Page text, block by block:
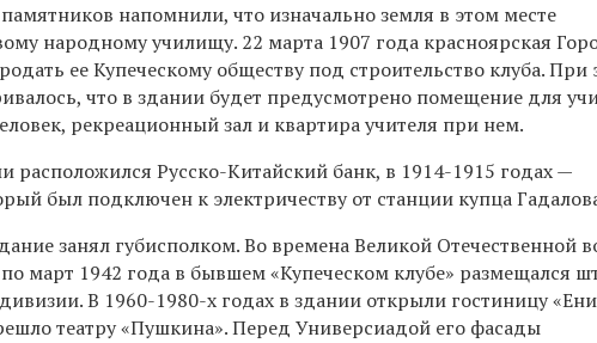
напомнили, что изначально земля в этом месте
народному училищу. 22 марта 1907 года красноярская
ее Купеческому обществу под строительство клуба. При
что в здании будет предусмотрено помещение для
рекреационный зал и квартира учителя при нем.
расположился Русско-Китайский банк, в 1914-1915 годах —
был подключен к электричеству от станции купца
занял губисполком. Во времена Великой Отечественной
март 1942 года в бывшем «Купеческом клубе» размещался
В 1960-1980-х годах в здании открыли гостиницу
театру «Пушкина». Перед Универсиадой его фасады